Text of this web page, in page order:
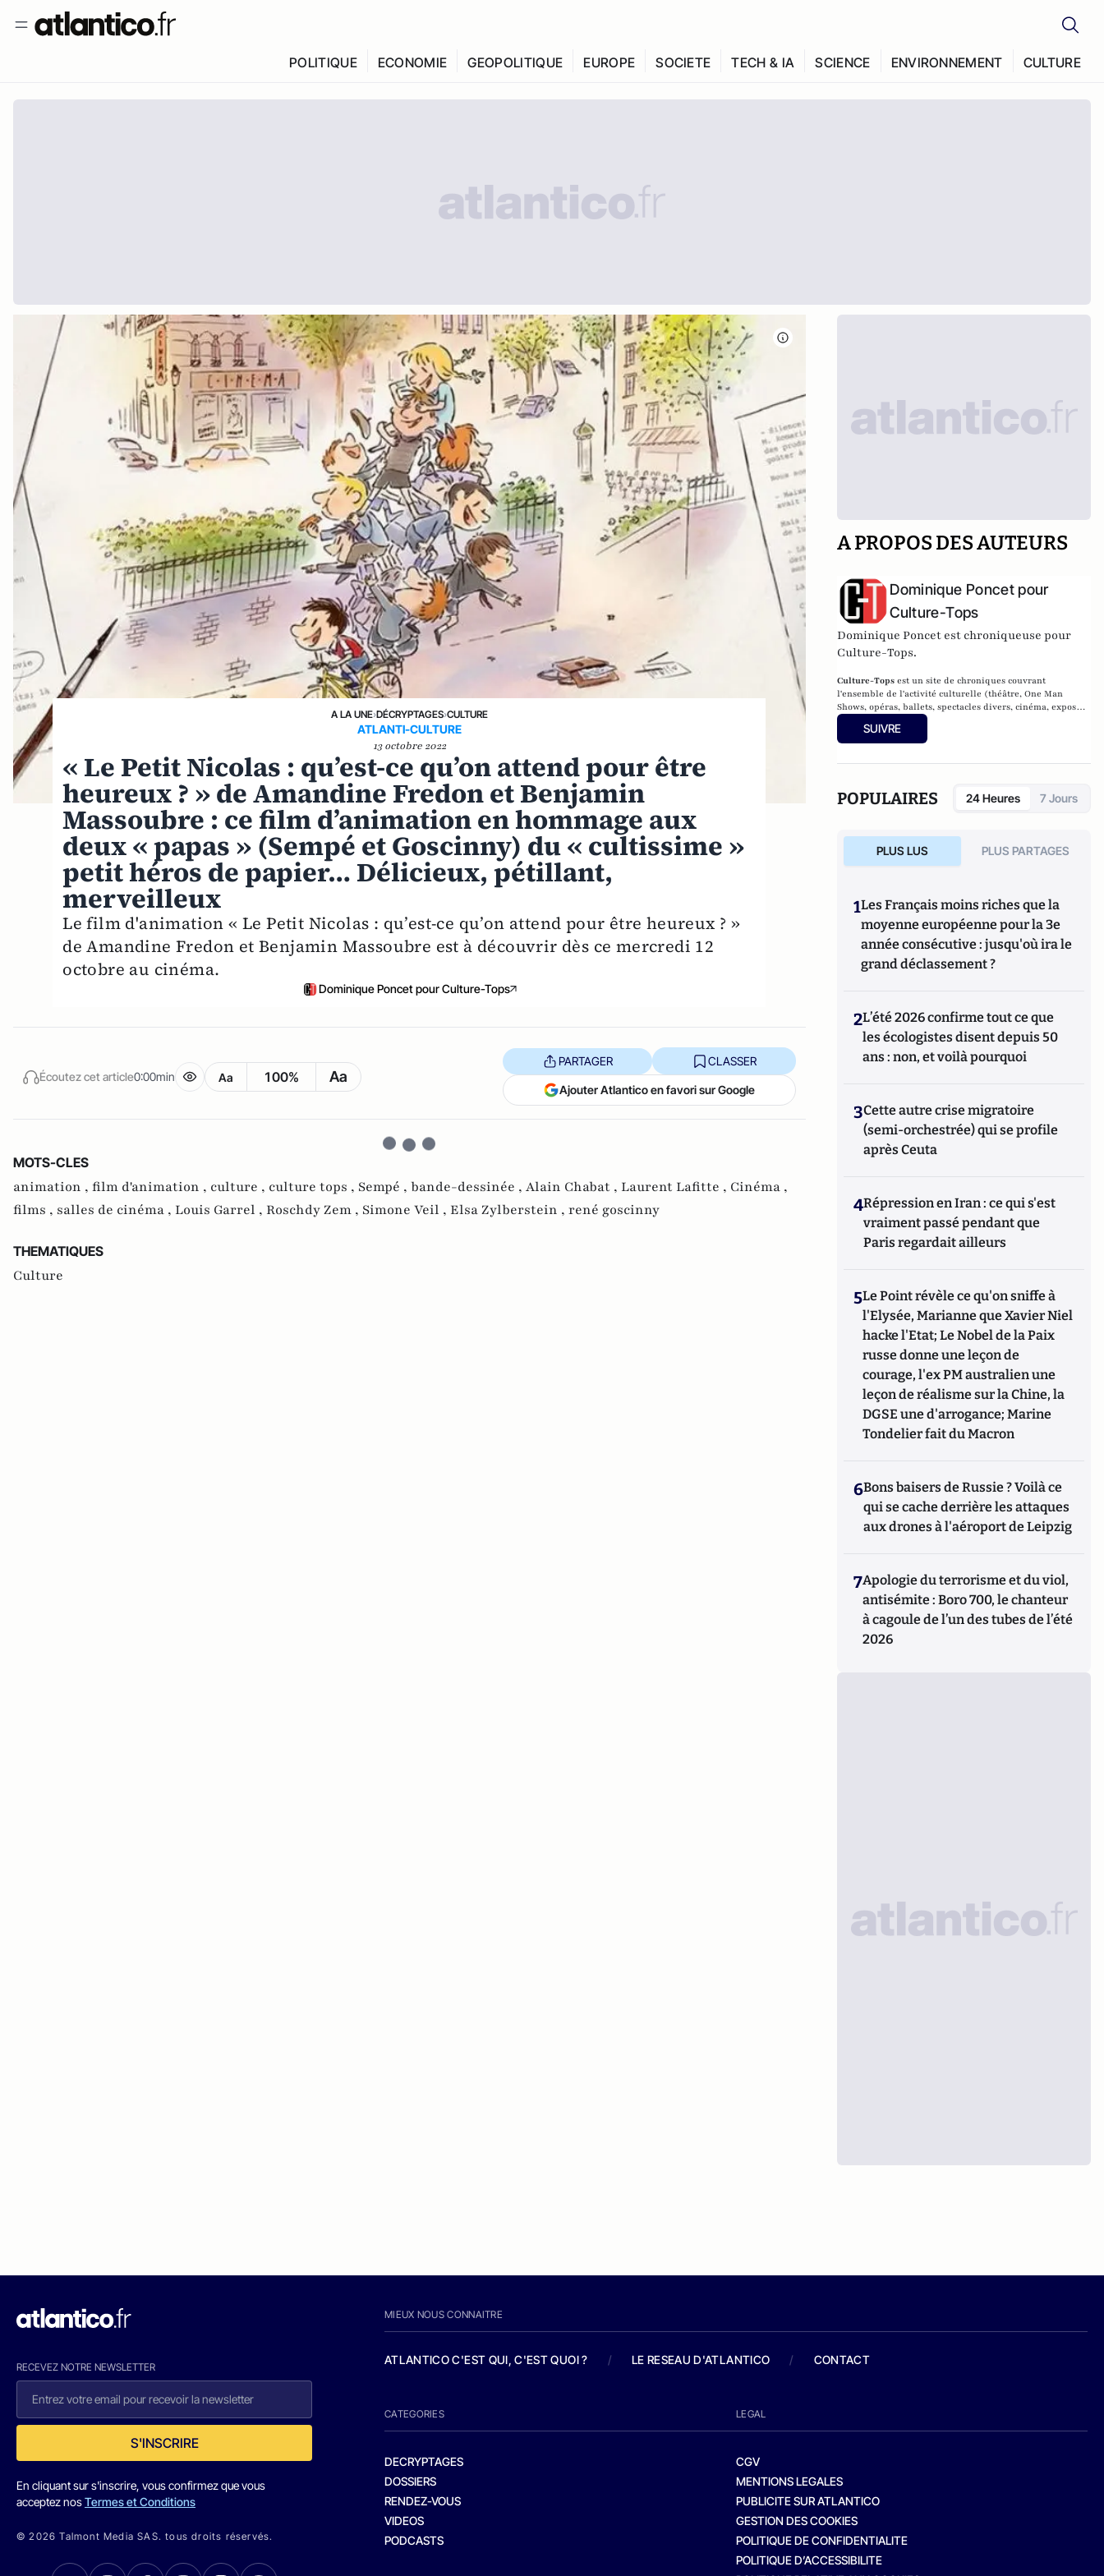
POLITIQUE ECONOMIE GEOPOLITIQUE EUROPE SOCIETE TECH & IA SCIENCE ENVIRONNEMENT CULTURE
A LA UNE›DÉCRYPTAGES›CULTURE
ATLANTI-CULTURE
13 octobre 2022
« Le Petit Nicolas : qu’est-ce qu’on attend pour être
heureux ? » de Amandine Fredon et Benjamin
Massoubre : ce film d’animation en hommage aux
deux « papas » (Sempé et Goscinny) du « cultissime »
petit héros de papier… Délicieux, pétillant,
merveilleux
Le film d'animation « Le Petit Nicolas : qu’est-ce qu’on attend pour être heureux ? »
de Amandine Fredon et Benjamin Massoubre est à découvrir dès ce mercredi 12
octobre au cinéma.
Dominique Poncet pour Culture-Tops
Écoutez cet article0:00min Aa 100% Aa
PARTAGER CLASSER
Ajouter Atlantico en favori sur Google
MOTS-CLES
animation , film d'animation , culture , culture tops , Sempé , bande-dessinée , Alain Chabat , Laurent Lafitte , Cinéma ,
films , salles de cinéma , Louis Garrel , Roschdy Zem , Simone Veil , Elsa Zylberstein , rené goscinny
THEMATIQUES
Culture
A PROPOS DES AUTEURS
Dominique Poncet pour
Culture-Tops
Dominique Poncet est chroniqueuse pour
Culture-Tops.
Culture-Tops est un site de chroniques couvrant
l'ensemble de l'activité culturelle (théâtre, One Man
Shows, opéras, ballets, spectacles divers, cinéma, expos,
livres, etc.).
SUIVRE
POPULAIRES 24 Heures 7 Jours
PLUS LUS PLUS PARTAGES
1Les Français moins riches que la
moyenne européenne pour la 3e
année consécutive : jusqu'où ira le
grand déclassement ?
2L’été 2026 confirme tout ce que
les écologistes disent depuis 50
ans : non, et voilà pourquoi
3Cette autre crise migratoire
(semi-orchestrée) qui se profile
après Ceuta
4Répression en Iran : ce qui s'est
vraiment passé pendant que
Paris regardait ailleurs
5Le Point révèle ce qu'on sniffe à
l'Elysée, Marianne que Xavier Niel
hacke l'Etat; Le Nobel de la Paix
russe donne une leçon de
courage, l'ex PM australien une
leçon de réalisme sur la Chine, la
DGSE une d'arrogance; Marine
Tondelier fait du Macron
6Bons baisers de Russie ? Voilà ce
qui se cache derrière les attaques
aux drones à l'aéroport de Leipzig
7Apologie du terrorisme et du viol,
antisémite : Boro 700, le chanteur
à cagoule de l’un des tubes de l’été
2026
RECEVEZ NOTRE NEWSLETTER
S'INSCRIRE
En cliquant sur s'inscrire, vous confirmez que vous
acceptez nosTermes et Conditions
© 2026 Talmont Media SAS. tous droits réservés.
MIEUX NOUS CONNAITRE
ATLANTICO C'EST QUI, C'EST QUOI ? / LE RESEAU D'ATLANTICO / CONTACT
CATEGORIES
DECRYPTAGES
DOSSIERS
RENDEZ-VOUS
VIDEOS
PODCASTS
LEGAL
CGV
MENTIONS LEGALES
PUBLICITE SUR ATLANTICO
GESTION DES COOKIES
POLITIQUE DE CONFIDENTIALITE
POLITIQUE D’ACCESSIBILITE